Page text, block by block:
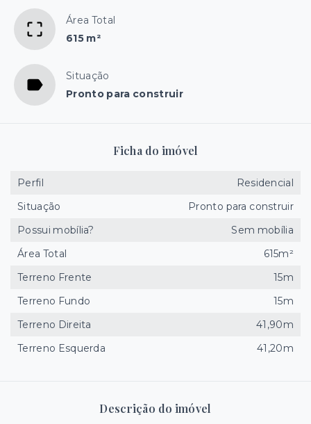
Área Total
615 m²
Situação
Pronto para construir
Descrição do imóvel
Ficha do imóvel
Perfil
Residencial
Situação
Pronto para construir
Possui mobília?
Sem mobília
Área Total
615m²
Terreno Frente
15m
Terreno Fundo
15m
Terreno Direita
41,90m
Terreno Esquerda
41,20m